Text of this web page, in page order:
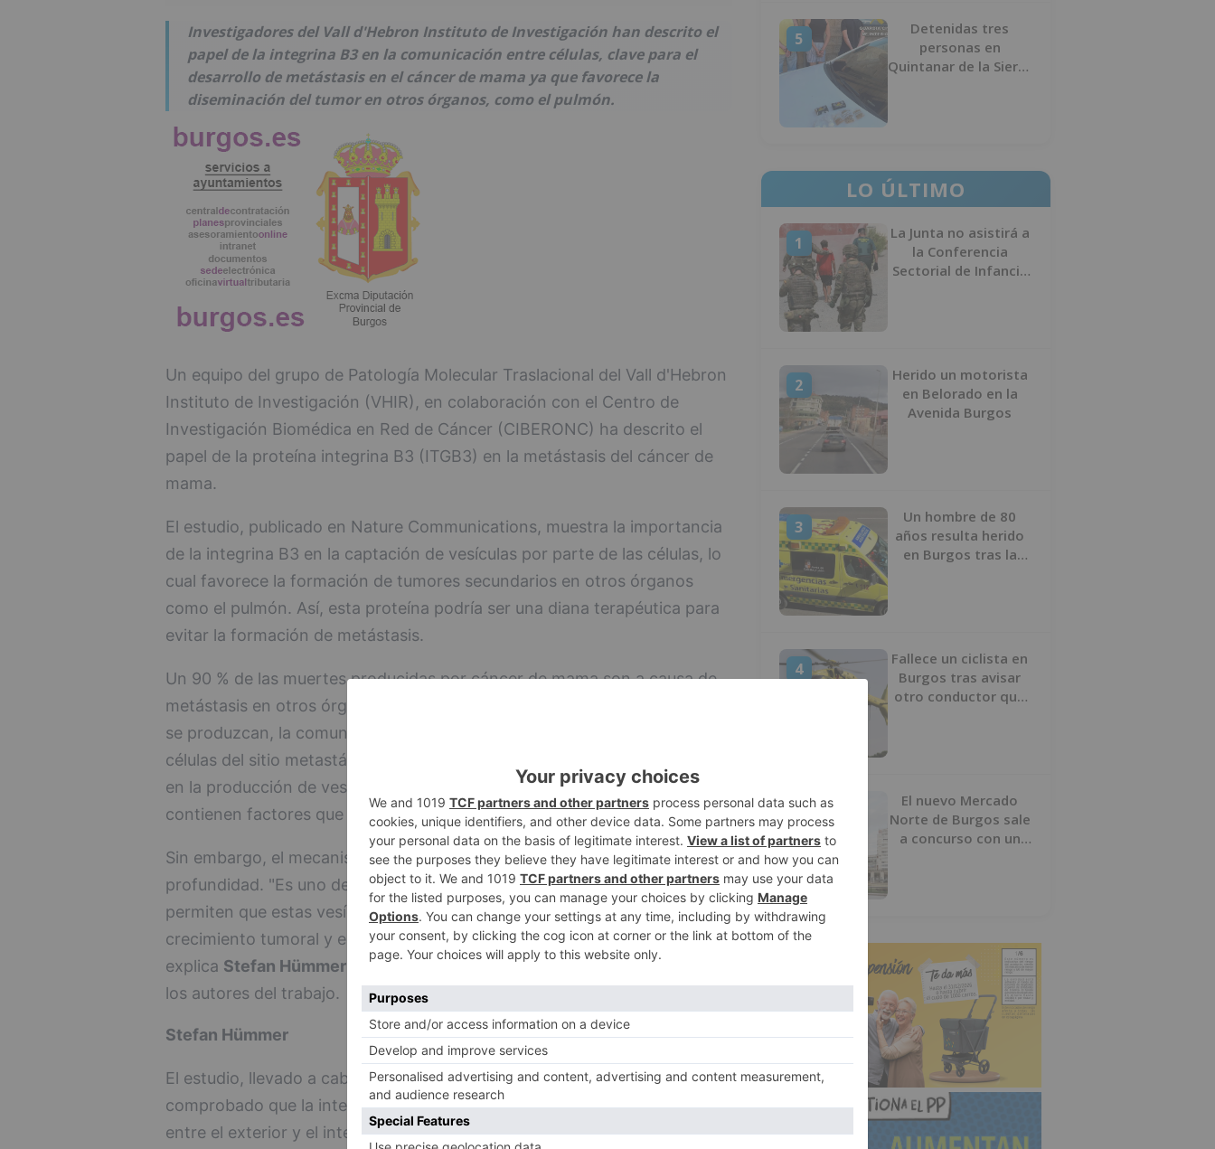
Investigadores del Vall d'Hebron Instituto de Investigación han descrito el
papel de la integrina B3 en la comunicación entre células, clave para el
desarrollo de metástasis en el cáncer de mama ya que favorece la
diseminación del tumor en otros órganos, como el pulmón.
Un equipo del grupo de Patología Molecular Traslacional del Vall d'Hebron
Instituto de Investigación (VHIR), en colaboración con el Centro de
Investigación Biomédica en Red de Cáncer (CIBERONC) ha descrito el
papel de la proteína integrina B3 (ITGB3) en la metástasis del cáncer de
mama.
El estudio, publicado en Nature Communications, muestra la importancia
de la integrina B3 en la captación de vesículas por parte de las células, lo
cual favorece la formación de tumores secundarios en otros órganos
como el pulmón. Así, esta proteína podría ser una diana terapéutica para
evitar la formación de metástasis.
Un 90 % de las muertes producidas por cáncer de mama son a causa de
metástasis en otros órganos, como el pulmón. Para que estas metástasis
se produzcan, la comunicación entre células tumorales y también con las
células del sitio metastático es clave. Esta comunicación celular se basa
en la producción de vesículas que son captadas por otras células y que
contienen factores que ayudan a desarrollar las metástasis.
Sin embargo, el mecanismo que permite que esto suceda no se conoce en
profundidad. "Es uno de los primeros estudios que describe las vías que
permiten que estas vesículas entren en las células para favorecer el
crecimiento tumoral y el papel que la integrina B3 posee en este proceso",
explica Stefan Hümmer, investigador del VHIR y el CIBERONC y uno de
los autores del trabajo.
Stefan Hümmer
El estudio, llevado a cabo en cultivos celulares en el laboratorio, ha
comprobado que la integrina B3, una proteína que sirve de conexión
entre el exterior y el interior de la célula, es necesaria para que las
5
Detenidas tres
personas en
Quintanar de la Sierra
LO ÚLTIMO
1
La Junta no asistirá a
la Conferencia
Sectorial de Infancia
2
Herido un motorista
en Belorado en la
Avenida Burgos
3
Un hombre de 80
años resulta herido
en Burgos tras la
4
Fallece un ciclista en
Burgos tras avisar
otro conductor que
5
El nuevo Mercado
Norte de Burgos sale
a concurso con un